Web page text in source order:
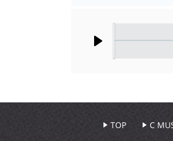
TOP C